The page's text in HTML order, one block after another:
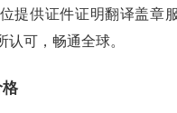
提供证件证明翻译盖章
可，畅通全球。